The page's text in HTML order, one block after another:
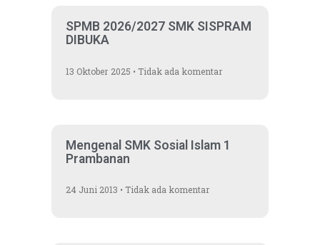
SPMB 2026/2027 SMK SISPRAM
DIBUKA
13 Oktober 2025 Tidak ada komentar
Mengenal SMK Sosial Islam 1
Prambanan
24 Juni 2013 Tidak ada komentar